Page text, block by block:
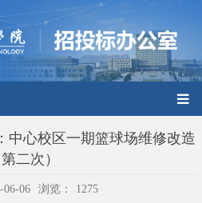
中心校区一期篮球场维修改造
第二次）
06-06 浏览： 1275